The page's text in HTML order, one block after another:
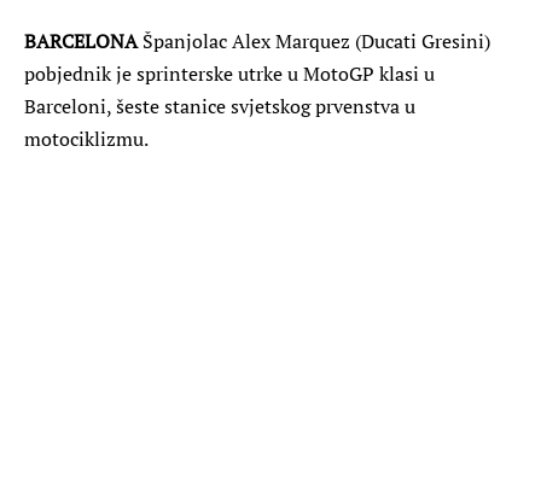
BARCELONAŠpanjolac Alex Marquez (Ducati Gresini)
pobjednik je sprinterske utrke u MotoGP klasi u
Barceloni, šeste stanice svjetskog prvenstva u
motociklizmu.